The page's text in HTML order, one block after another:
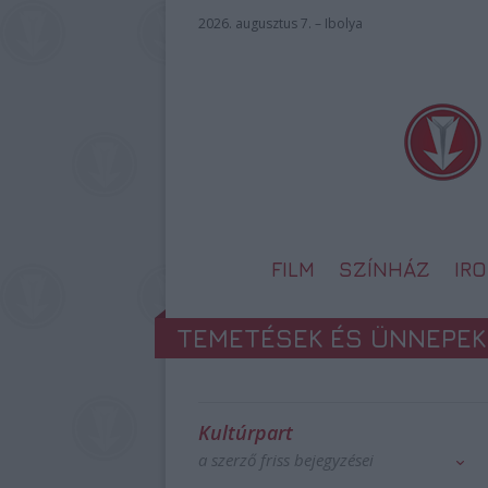
2026. augusztus 7. – Ibolya
FILM SZÍNHÁZ
TEMETÉSEK ÉS
Kultúrpart
a szerző friss bejegyzései